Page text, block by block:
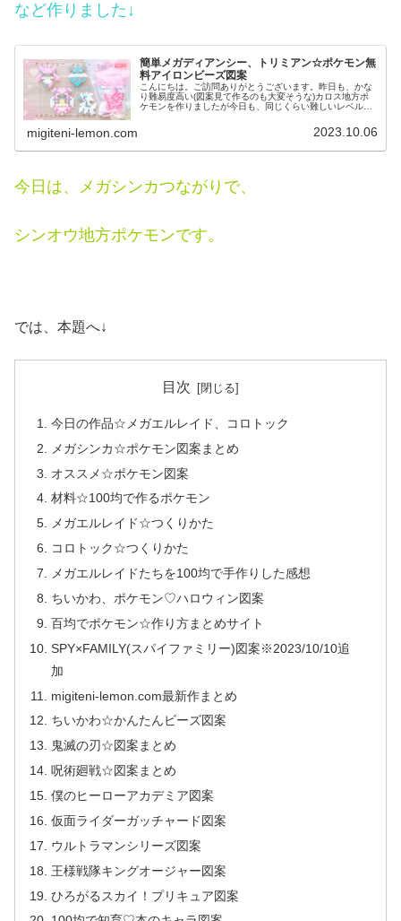
など作りました↓
簡単メガディアンシー、トリミアン☆ポケモン無
料アイロンビーズ図案
こんにちは。ご訪問ありがとうございます。昨日も、かな
り難易度高い(図案見て作るのも大変そうな)カロス地方ポ
ケモンを作りましたが今日も、同じくらい難しいレベルの
migiteni-lemon.com 2023.10.06
今日は、メガシンカつながりで、
シンオウ地方ポケモンです。
では、本題へ↓
目次
今日の作品☆メガエルレイド、コロトック
メガシンカ☆ポケモン図案まとめ
オススメ☆ポケモン図案
材料☆100均で作るポケモン
メガエルレイド☆つくりかた
コロトック☆つくりかた
メガエルレイドたちを100均で手作りした感想
ちいかわ、ポケモン♡ハロウィン図案
百均でポケモン☆作り方まとめサイト
SPY×FAMILY(スパイファミリー)図案※2023/10/10追
加
migiteni-lemon.com最新作まとめ
ちいかわ☆かんたんビーズ図案
鬼滅の刃☆図案まとめ
呪術廻戦☆図案まとめ
僕のヒーローアカデミア図案
仮面ライダーガッチャード図案
ウルトラマンシリーズ図案
王様戦隊キングオージャー図案
ひろがるスカイ！プリキュア図案